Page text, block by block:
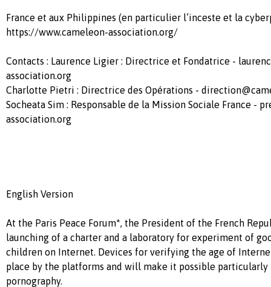
France et aux Philippines (en particulier l’inceste et la
https://www.cameleon-association.org/
Contacts : Laurence Ligier : Directrice et Fondatrice -
association.org
Charlotte Pietri : Directrice des Opérations -
Socheata Sim : Responsable de la Mission Sociale France -
association.org
English Version
At the Paris Peace Forum*, the President of the French
launching of a charter and a laboratory for experiment of
children on Internet. Devices for verifying the age of
place by the platforms and will make it possible
pornography.